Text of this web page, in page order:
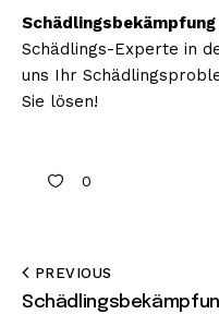
Schädlings-Experte in
uns Ihr
Sie lösen!
0
PREVIOUS